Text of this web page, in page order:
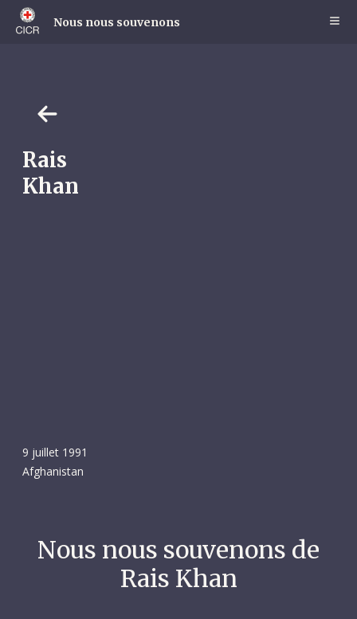
Skip
main
Nous nous souvenons
Rais
Khan
9 juillet 1991
Afghanistan
Nous nous souvenons de
Rais Khan